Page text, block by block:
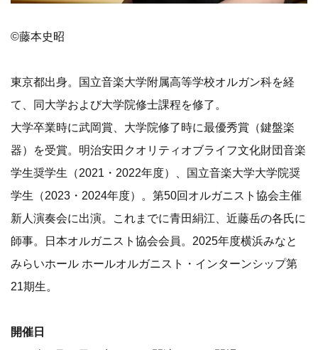
©藤本史昭
東京都出身。国立音楽大学附属高等学校オルガン科を経
て、同大学および大学院修士課程を修了。
大学卒業時に武岡賞、大学院修了時に最優秀賞（鍵盤楽
器）を受賞。明治安田クオリティオブライフ文化財団音楽
学生奨学生（2021・2022年度）、国立音楽大学大学院奨
学生（2023・2024年度）。第50回オルガニスト協会主催
新人演奏会に出演。これまでに青田絹江、近藤岳の各氏に
師事。日本オルガニスト協会会員。2025年度横浜みなと
みらいホール ホールオルガニスト・インターンシップ第
21期生。
開催日